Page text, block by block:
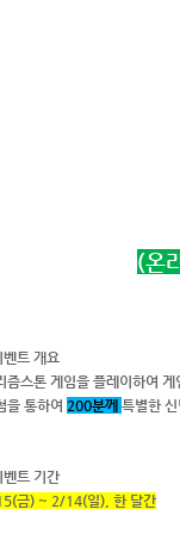
(온
벤트 개요
즘스톤 게임을 플레이하여
을 통하여 200분께 특별한
벤트 기간
금) ~ 2/14(일), 한 달간